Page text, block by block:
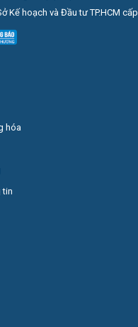
Kế hoạch và Đầu tư TP.HCM cấp
hóa
tin